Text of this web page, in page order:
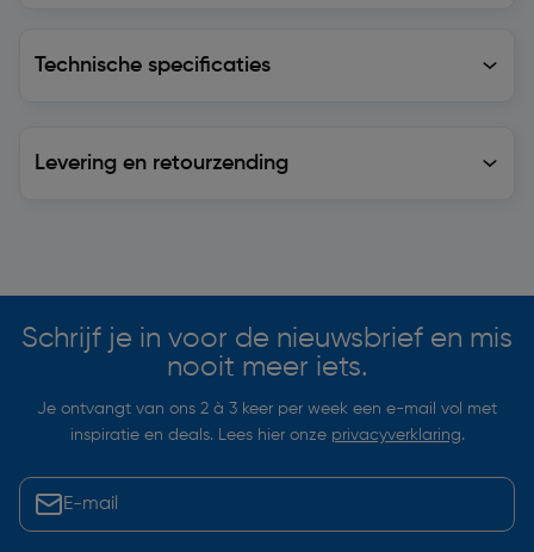
Technische specificaties
Levering en retourzending
Schrijf je in voor de nieuwsbrief en mis
nooit meer iets.
Je ontvangt van ons 2 à 3 keer per week een e-mail vol met
inspiratie en deals. Lees hier onze privacyverklaring.